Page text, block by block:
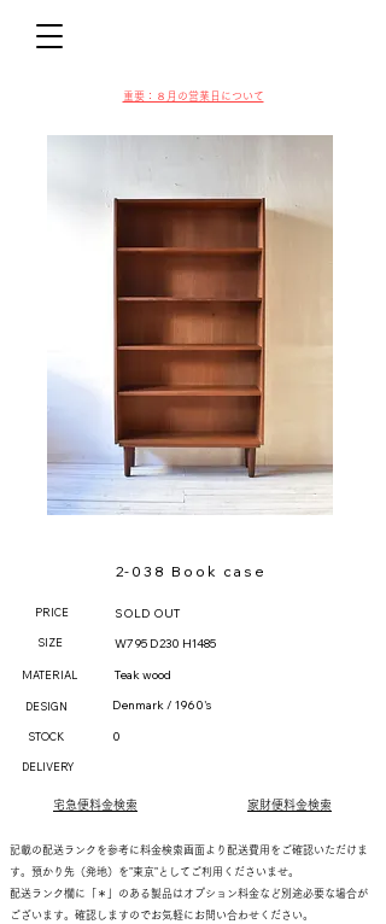
​​重要：８月の営業日について
2-038 Book case
PRICE SOLD OUT
SIZE W795 D230 H1485
MATERIAL Teak wood
DESIGN Denmark / 1960's
STOCK 0
DELIVERY
宅急便料金検索 家財便料金検索
記載の配送ランクを参考に料金検索画面より配送費用をご確認いただけま
す。預かり先（発地）を"東京"としてご利用くださいませ。
配送ランク欄に「＊」のある製品はオプション料金など別途必要な場合が
ございます。確認しますのでお気軽にお問い合わせください。